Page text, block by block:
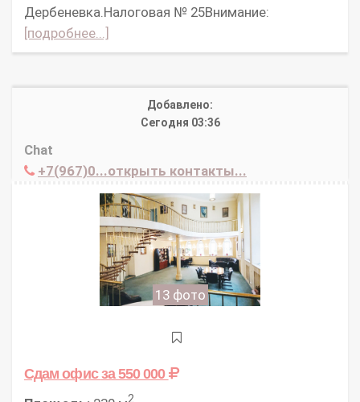
Дербеневка.Налоговая № 25Внимание:
[подробнее...]
Добавлено:
Сегодня 03:36
Chat
+7(967)0...открыть контакты...
13 фото
Сдам офисза 550 000
2